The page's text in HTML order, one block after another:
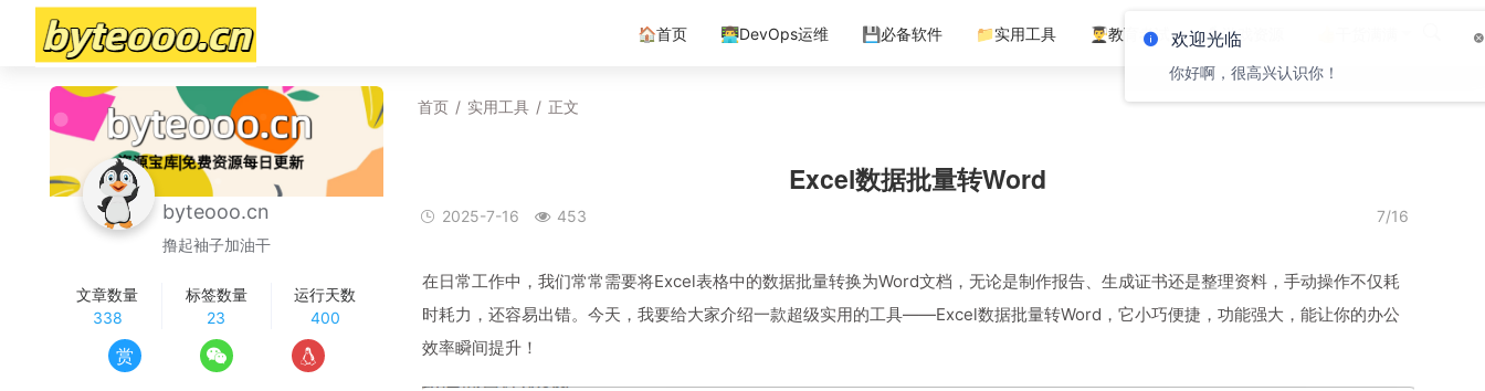
🏠首页 👨‍💻DevOps运维 💾必备软件 📁实用工具 👨‍🎓教育考试 🤹‍♂️游戏资源
首页 / 实用工具 / 正文
Excel数据批量转Word
2025-7-16 453 7/16
在日常工作中，我们常常需要将Excel表格中的数据批量转换为Word文档，无论是制作报告、生成证书还是整理资料，手动操作不仅耗
时耗力，还容易出错。今天，我要给大家介绍一款超级实用的工具——Excel数据批量转Word，它小巧便捷，功能强大，能让你的办公
效率瞬间提升！
byteooo.cn
撸起袖子加油干
文章数量
338
标签数量
23
运行天数
400
赏